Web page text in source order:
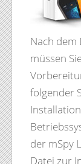
Nach dem
müssen
folgender
der mSpy
Datei zur